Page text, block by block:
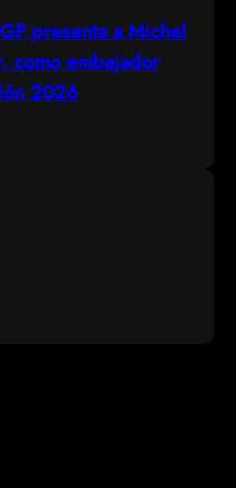
presenta a Michel
como embajador
2026